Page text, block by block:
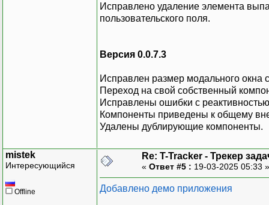
Исправлено удаление элемента
пользовательского поля.
Версия 0.0.7.3
Исправлен размер модального окна
Переход на свой собственный
Исправлены ошибки с
Компоненты приведены к общему
Удалены дублирующие компоненты.
mistek
Интересующийся
Offline
Re: T-Tracker - Трекер
« Ответ #5 : 19-03-2025 05:33
Добавлено демо приложения